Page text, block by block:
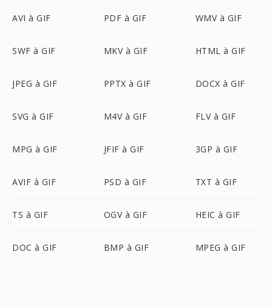
AVI à GIF PDF à GIF WMV à GIF
SWF à GIF MKV à GIF HTML à GIF
JPEG à GIF PPTX à GIF DOCX à GIF
SVG à GIF M4V à GIF FLV à GIF
MPG à GIF JFIF à GIF 3GP à GIF
AVIF à GIF PSD à GIF TXT à GIF
TS à GIF OGV à GIF HEIC à GIF
DOC à GIF BMP à GIF MPEG à GIF